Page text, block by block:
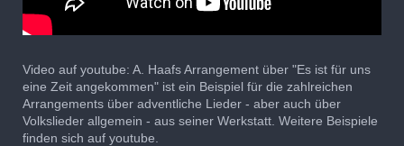
Video auf youtube: A. Haafs Arrangement über "Es ist für uns
eine Zeit angekommen" ist ein Beispiel für die zahlreichen
Arrangements über adventliche Lieder - aber auch über
Volkslieder allgemein - aus seiner Werkstatt. Weitere Beispiele
finden sich auf youtube.